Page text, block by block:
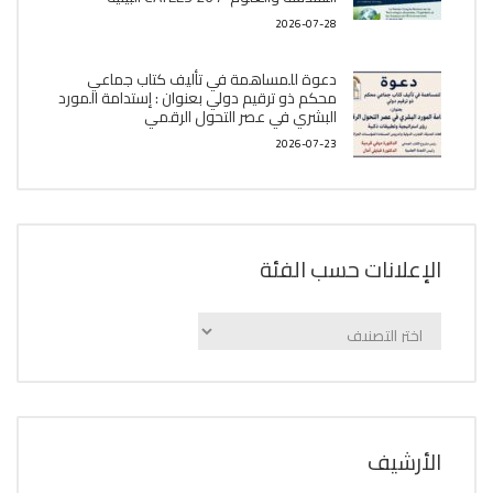
2026-07-28
دعوة للمساهمة في تأليف كتاب جماعي
محكم ذو ترقيم دولي بعنوان : إستدامة المورد
البشري في عصر التحول الرقمي
2026-07-23
الإعلانات حسب الفئة
الإعلانات
اﻷرشيف